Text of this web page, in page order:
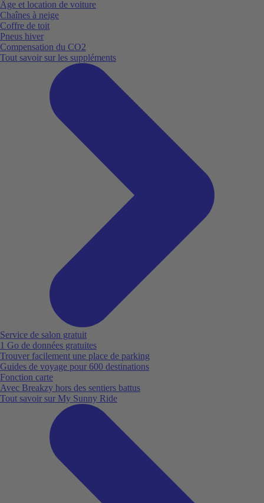
Âge et location de voiture
Chaînes à neige
Coffre de toit
Pneus hiver
Compensation du CO2
Tout savoir sur les suppléments
Service de salon gratuit
1 Go de données gratuites
Trouver facilement une place de parking
Guides de voyage pour 600 destinations
Fonction carte
Avec Breakzy hors des sentiers battus
Tout savoir sur My Sunny Ride